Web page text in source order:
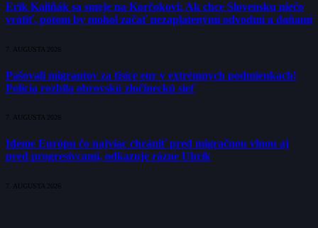
Erik Kaliňák sa smeje na Korčokovi: Ak chce Slovensku niečo
vrátiť, potom by mohol začať nezaplatenými odvodmi a daňami
7. AUGUSTA 2026
Pašovali migrantov za tisíce eur v extrémnych podmienkach!
Polícia rozbila obrovskú zločineckú sieť
7. AUGUSTA 2026
Ideme Európu čo najviac chrániť pred migračnou vlnou aj
pred progresívcami, odkazuje rázne Uhrík
7. AUGUSTA 2026